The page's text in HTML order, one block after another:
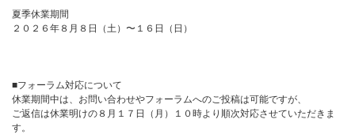
夏季休業期間
２０２６年８月８日（土）〜１６日（日）
■フォーラム対応について
休業期間中は、お問い合わせやフォーラムへのご投稿は可能ですが、
ご返信は休業明けの８月１７日（月）１０時より順次対応させていただきま
す。